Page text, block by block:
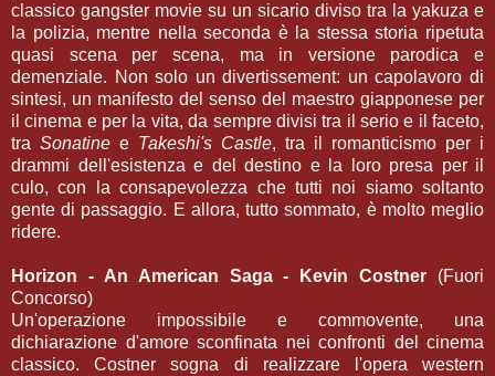
classico gangster movie su un sicario diviso tra la yakuza e
la polizia, mentre nella seconda è la stessa storia ripetuta
quasi scena per scena, ma in versione parodica e
demenziale. Non solo un divertissement: un capolavoro di
sintesi, un manifesto del senso del maestro giapponese per
il cinema e per la vita, da sempre divisi tra il serio e il faceto,
tra Sonatine e Takeshi's Castle, tra il romanticismo per i
drammi dell'esistenza e del destino e la loro presa per il
culo, con la consapevolezza che tutti noi siamo soltanto
gente di passaggio. E allora, tutto sommato, è molto meglio
ridere.
Horizon - An American Saga - Kevin Costner (Fuori
Concorso)
Un'operazione impossibile e commovente, una
dichiarazione d'amore sconfinata nei confronti del cinema
classico. Costner sogna di realizzare l'opera western